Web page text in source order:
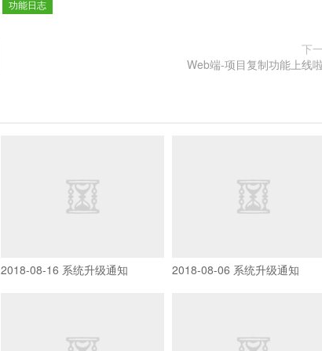
功能日志
下
Web端-项目复制功能上线啦
2018-08-16 系统升级通知 2018-08-06 系统升级通知